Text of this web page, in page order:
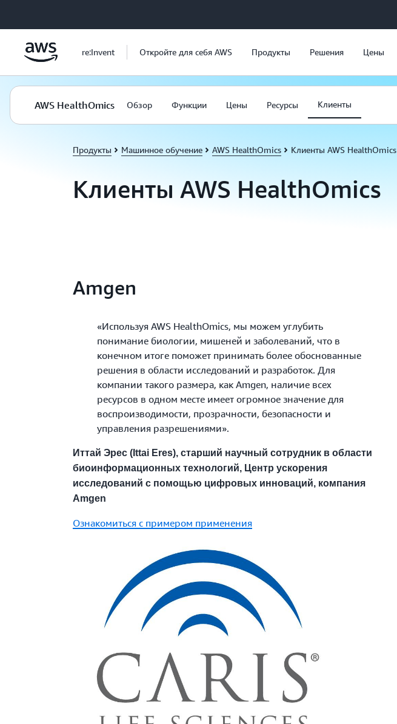
re:Invent Откройте для себя AWS Продукты Решения Цены
AWS HealthOmics Обзор Функции Цены Ресурсы Клиенты
Продукты Машинное обучение AWS HealthOmics Клиенты AWS HealthOmics
Клиенты AWS HealthOmics
Amgen
«Используя AWS HealthOmics, мы можем углубить
понимание биологии, мишеней и заболеваний, что в
конечном итоге поможет принимать более обоснованные
решения в области исследований и разработок. Для
компании такого размера, как Amgen, наличие всех
ресурсов в одном месте имеет огромное значение для
воспроизводимости, прозрачности, безопасности и
управления разрешениями».
Иттай Эрес (Ittai Eres), старший научный сотрудник в области
биоинформационных технологий, Центр ускорения
исследований с помощью цифровых инноваций, компания
Amgen
Ознакомиться с примером применения